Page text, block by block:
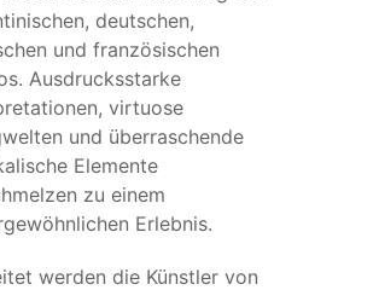
deutschen,
und französischen
Ausdrucksstarke
virtuose
und überraschende
Elemente
zu einem
Erlebnis.
werden die Künstler von